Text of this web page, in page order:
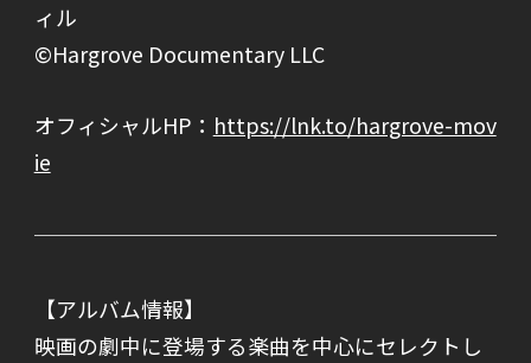
ィル
©Hargrove Documentary LLC
オフィシャルHP： https://lnk.to/hargrove-mov
ie
【アルバム情報】
映画の劇中に登場する楽曲を中心にセレクトし